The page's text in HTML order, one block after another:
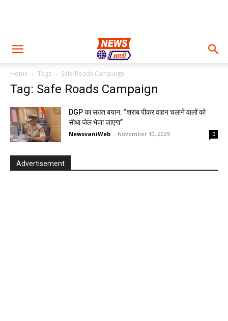
Home Tags Safe Roads Campaign
Tag: Safe Roads Campaign
DGP का सख्त बयान: “शराब पीकर वाहन चलाने वालों को
सीधा जेल भेजा जाएगा”
NewsvaniWeb - November 10, 2025 0
Advertisement